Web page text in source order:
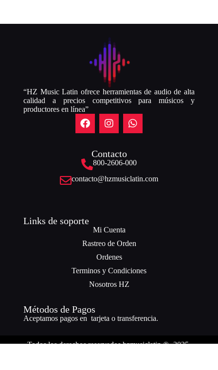
“HZ Music Latin ofrece herramientas de audio de alta
calidad a precios competitivos para músicos y
productores en línea”
Contacto
800-2606-000
contacto@hzmusiclatin.com
Links de soporte
Mi Cuenta
Rastreo de Orden
Ordenes
Terminos y Condiciones
Nosotros HZ
Métodos de Pagos
Aceptamos pagos en tarjeta o transferencia.
Todos los derechos reservados hzmusiclatin ® -2025.